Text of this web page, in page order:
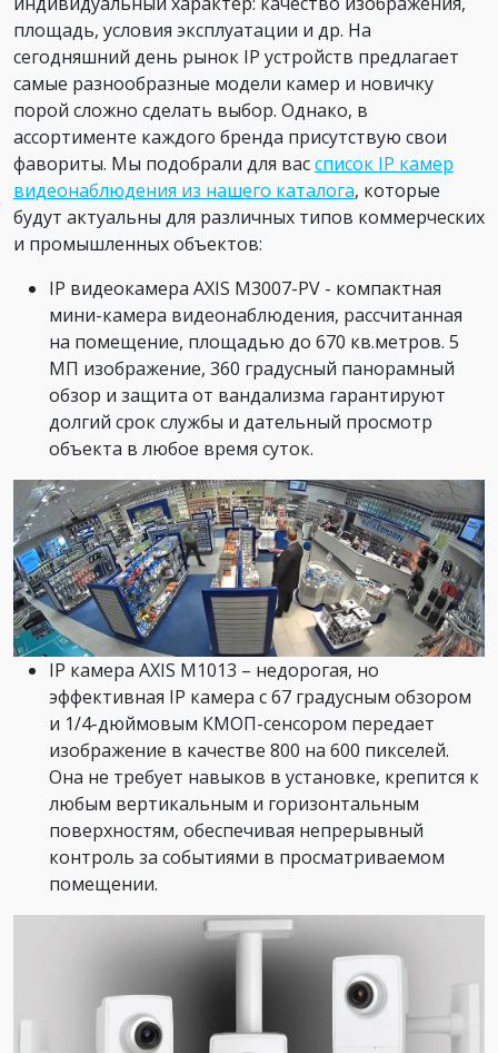
площадь, условия эксплуатации и др. На
сегодняшний день рынок IP устройств предлагает
самые разнообразные модели камер и новичку
порой сложно сделать выбор. Однако, в
ассортименте каждого бренда присутствую свои
фавориты. Мы подобрали для вассписок IP камер
видеонаблюдения из нашего каталога, которые
будут актуальны для различных типов коммерческих
и промышленных объектов:
IP видеокамера AXIS M3007-PV - компактная
мини-камера видеонаблюдения, рассчитанная
на помещение, площадью до 670 кв.метров. 5
МП изображение, 360 градусный панорамный
обзор и защита от вандализма гарантируют
долгий срок службы и дательный просмотр
объекта в любое время суток.
IP камера AXIS M1013 – недорогая, но
эффективная IP камера с 67 градусным обзором
и 1/4-дюймовым КМОП-сенсором передает
изображение в качестве 800 на 600 пикселей.
Она не требует навыков в установке, крепится к
любым вертикальным и горизонтальным
поверхностям, обеспечивая непрерывный
контроль за событиями в просматриваемом
помещении.